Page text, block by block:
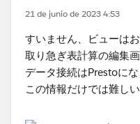
21 de junio de 2023 4:53
すいません、ビューは
取り急ぎ表計算の編集画
データ接続はPrestoにな
この情報だけでは難し